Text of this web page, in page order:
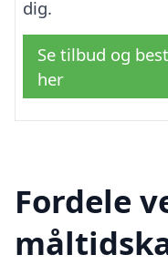
dig.
Se tilbud og
her
Fordele